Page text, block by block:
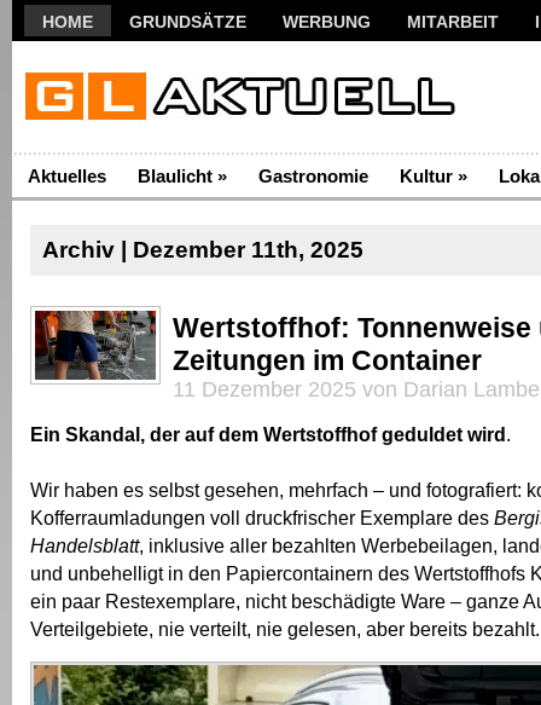
HOME GRUNDSÄTZE WERBUNG MITARBEIT
Aktuelles Blaulicht » Gastronomie Kultur »
Archiv | Dezember 11th, 2025
Wertstoffhof: Tonnenweise
Zeitungen im Container
11 Dezember 2025 von Darian
Ein Skandal, der auf dem Wertstoffhof geduldet wird.
Wir haben es selbst gesehen, mehrfach – und fotografiert:
Kofferraumladungen voll druckfrischer Exemplare des
Handelsblatt, inklusive aller bezahlten Werbebeilagen,
und unbehelligt in den Papiercontainern des Wertstoffhofs
ein paar Restexemplare, nicht beschädigte Ware – ganze
Verteilgebiete, nie verteilt, nie gelesen, aber bereits bezahlt.